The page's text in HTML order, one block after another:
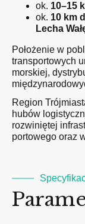
ok. 10–15
ok. 10 km
Lecha
Położenie w
transportowych
morskiej,
Region
hubów
rozwiniętej
portowego oraz